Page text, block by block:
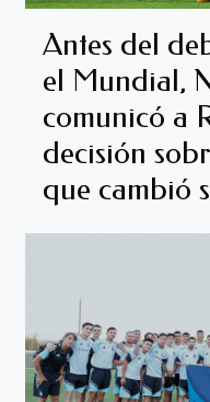
Antes del
el Mundial,
comunicó a
decisión
que cambió